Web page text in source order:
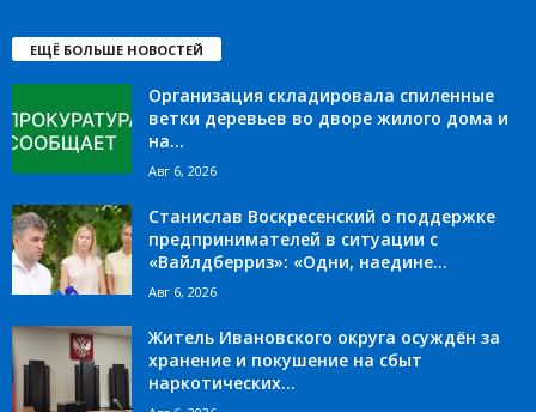
ЕЩЁ БОЛЬШЕ НОВОСТЕЙ
Организация складировала спиленные
ветки деревьев во дворе жилого дома и
на...
Авг 6, 2026
Станислав Воскресенский о поддержке
предпринимателей в ситуации с
«Вайлдберриз»: «Одни, наедине...
Авг 6, 2026
Житель Ивановского округа осуждён за
хранение и покушение на сбыт
наркотических...